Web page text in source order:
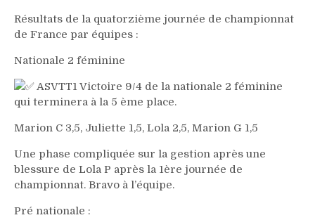
Résultats de la quatorzième journée de championnat
de France par équipes :
Nationale 2 féminine
ASVTT1 Victoire 9/4 de la nationale 2 féminine
qui terminera à la 5 ème place.
Marion C 3,5, Juliette 1,5, Lola 2,5, Marion G 1,5
Une phase compliquée sur la gestion après une
blessure de Lola P après la 1ère journée de
championnat. Bravo à l’équipe.
Pré nationale :